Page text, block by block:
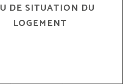
DE SITUATION DU
LOGEMENT